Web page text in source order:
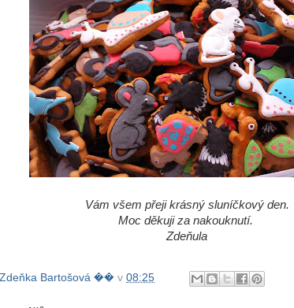
Vám všem přeji krásný sluníčkový den.
Moc děkuji za nakouknutí.
Zdeňula
Zdeňka Bartošová �� v 08:25